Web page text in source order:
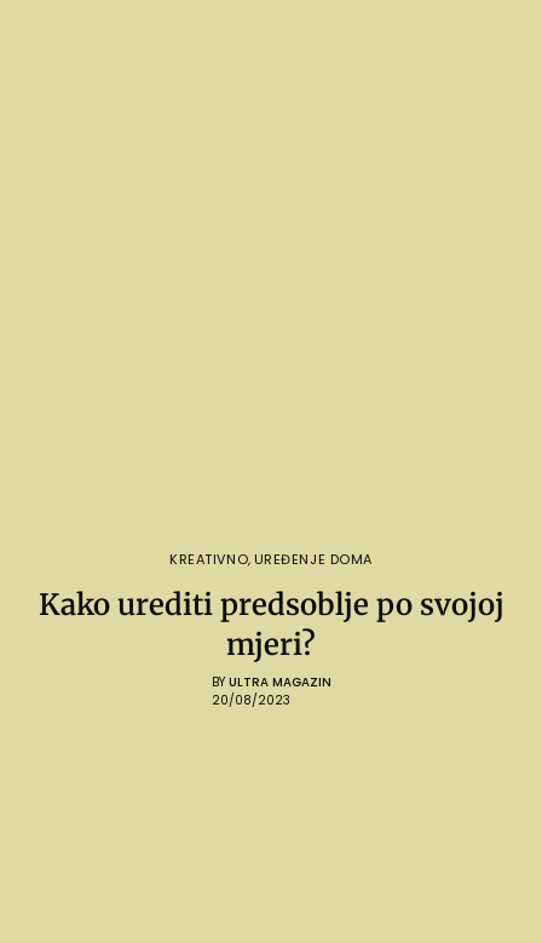
KREATIVNO, UREĐENJE DOMA
Kako urediti predsoblje po svojoj
mjeri?
BY ULTRA MAGAZIN
20/08/2023